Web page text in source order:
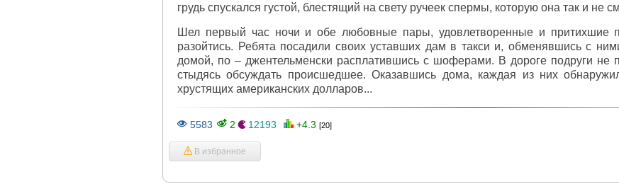
грудь спускался густой, блестящий на свету ручеек спермы, которую она так и не
Шел первый час ночи и обе любовные пары, удовлетворенные и притихшие
разойтись. Ребята посадили своих уставших дам в такси и, обменявшись с
домой, по – джентельменски расплатившись с шоферами. В дороге подруги не
стыдясь обсуждать происшедшее. Оказавшись дома, каждая из них
хрустящих американских долларов...
5583 2 12193 +4.3 [20]
В избранное